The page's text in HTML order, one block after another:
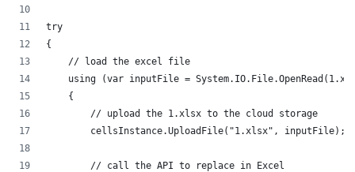
try
{
    // load the excel file
using (var inputFile =
    {
        // upload the 1.xlsx to the cloud storage
        cellsInstance.UploadFile("1.xlsx", inputFile);
        // call the API to replace in Excel